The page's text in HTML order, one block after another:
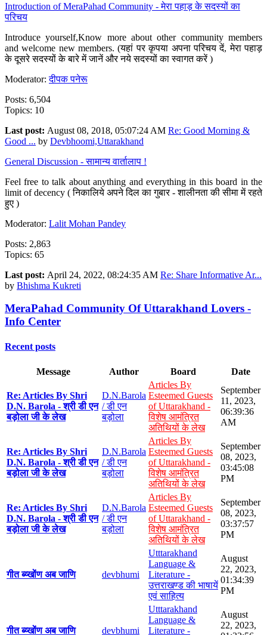
Introduction of MeraPahad Community - मेरा पहाड़ के सदस्यों का
परिचय
Introduce yourself,Know more about other community members
and welcome new members. (यहां पर कृपया अपना परिचय दें, मेरा पहाड़
के दूसरे सदस्यों के बारे में जानें और नये सदस्यों का स्वागत करें )
Moderator:दीपक पनेरू
Posts: 6,504
Topics: 10
Last post: August 08, 2018, 05:07:24 AM Re: Good Morning &
Good ... by Devbhoomi,Uttarakhand
General Discussion - सामान्य वार्तालाप !
Feel free to talk about anything and everything in this board in the
limit of decency ( निकालिये अपने दिल का गुबार - शालीनता की सीमा में रहते
हुए )
Moderator: Lalit Mohan Pandey
Posts: 2,863
Topics: 65
Last post: April 24, 2022, 08:24:35 AM Re: Share Informative Ar...
by Bhishma Kukreti
MeraPahad Community Of Uttarakhand Lovers -
Info Center
Recent posts
Message Author Board Date
Re: Articles By Shri
D.N. Barola - श्री डी एन
बड़ोला जी के लेख
D.N.Barola
/ डी एन
बड़ोला
Articles By
Esteemed Guests
of Uttarakhand -
विशेष आमंत्रित
अतिथियों के लेख
September
11, 2023,
06:39:36
AM
Re: Articles By Shri
D.N. Barola - श्री डी एन
बड़ोला जी के लेख
D.N.Barola
/ डी एन
बड़ोला
Articles By
Esteemed Guests
of Uttarakhand -
विशेष आमंत्रित
अतिथियों के लेख
September
08, 2023,
03:45:08
PM
Re: Articles By Shri
D.N. Barola - श्री डी एन
बड़ोला जी के लेख
D.N.Barola
/ डी एन
बड़ोला
Articles By
Esteemed Guests
of Uttarakhand -
विशेष आमंत्रित
अतिथियों के लेख
September
08, 2023,
03:37:57
PM
गीत ब्य्खोंण अब जाणि devbhumi
Utttarakhand
Language &
Literature -
उत्तराखण्ड की भाषायें
एवं साहित्य
August
22, 2023,
01:34:39
PM
गीत ब्य्खोंण अब जाणि devbhumi
Utttarakhand
Language &
Literature -
August
22, 2023,